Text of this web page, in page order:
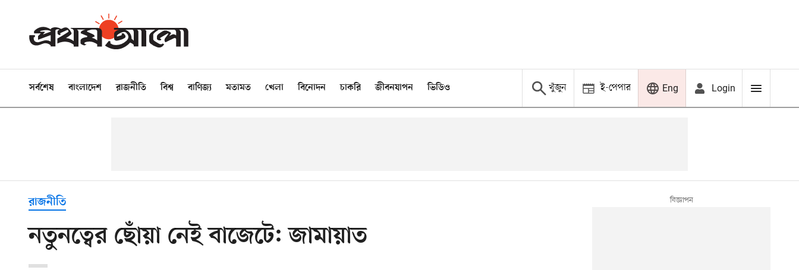
সর্বশেষ বাংলাদেশ রাজনীতি বিশ্ব বাণিজ্য মতামত খেলা বিনোদন চাকরি জীবনযাপন ভিডিও খুঁজুন ই-পেপার Eng Login
রাজনীতি
নতুনত্বের ছোঁয়া নেই বাজেটে: জামায়াত